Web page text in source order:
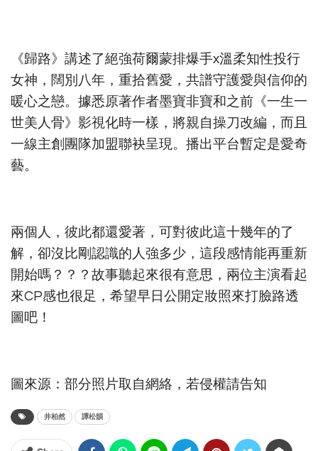
《歸路》講述了絕強荷爾蒙排爆手x溫柔知性投行
女神，闊別八年，重拾舊愛，共譜守護愛與信仰的
暖心之戀。據悉原著作者墨寶非寶和之前《一生一
世美人骨》影視化時一樣，將親自操刀改編，而且
一線主創團隊加盟聯袂呈現。播出平台暫定是愛奇
藝。
兩個人，彼此都還愛著，可對彼此這十幾年的了
解，卻沒比剛認識的人強多少，這段感情能再重新
開始嗎？？？故事聽起來很有意思，兩位主演看起
來CP感也很足，希望早日公開定妝照來打臉路透
圖吧！
圖來源：部分照片取自網絡，若侵權請告知
井柏然 譚松韻